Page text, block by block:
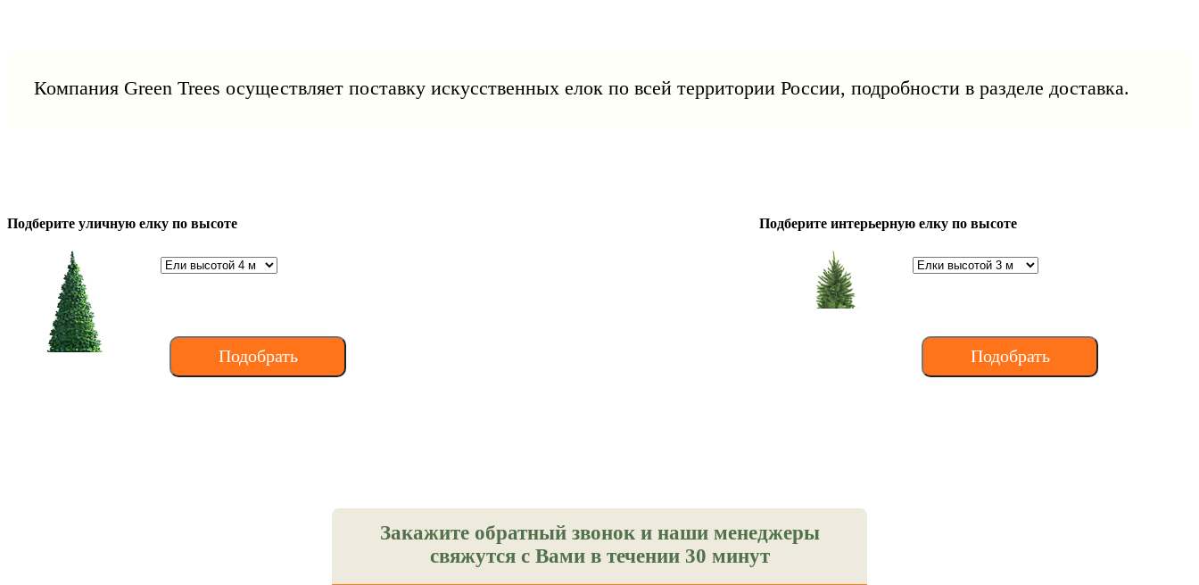
Компания Green Trees осуществляет поставку искусственных елок по всей территории России, подробности в разделе доставка.
Подберите уличную елку по высоте Подберите интерьерную елку по высоте
Закажите обратный звонок и наши менеджеры
свяжутся с Вами в течении 30 минут